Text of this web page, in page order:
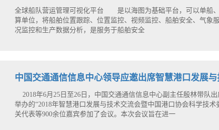
全球船队营运管理可视化平台 是以海图为基础平台，可以单船
算单位，将船舶位置跟踪、位置监控、视频监控、船舶安全、气象
况监控和生产数据分析，是服务于船舶安全
中国交通通信信息中心领导应邀出席智慧港口发展
2018年6月25日至26日，中国交通通信信息中心副主任殷林带队
举办的“2018年智慧港口发展与技术交流会暨中国港口协会科学技
关代表等900余位嘉宾参加了会议。本次会议旨在进一